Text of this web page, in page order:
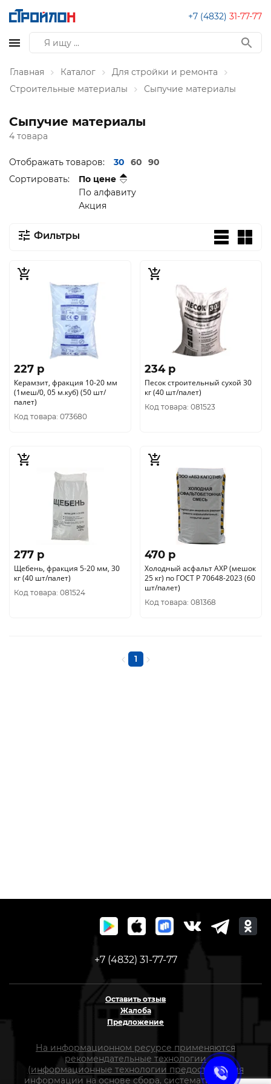
+7 (4832) 31-77-77
Главная Каталог
Для стройки и ремонта
Строительные материалы
Сыпучие материалы
Сыпучие материалы
4 товара
Отображать товаров: 30 60
90
Сортировать:
По цене
По алфавиту
Акция
Фильтры
227 p
Керамзит, фракция 10-20 мм
(1меш/0, 05 м.куб) (50 шт/
палет)
Код товара: 073680
234 p
Песок строительный сухой 30
кг (40 шт/палет)
Код товара: 081523
277 p
Щебень, фракция 5-20 мм, 30
кг (40 шт/палет)
Код товара: 081524
470 p
Холодный асфальт АХР (мешок
25 кг) по ГОСТ Р 70648-2023 (60
шт/палет)
Код товара: 081368
1
+7 (4832) 31-77-77
Оставить отзыв
Жалоба
Предложение
На информационном ресурсе применяются
рекомендательные технологии
(информационные технологии предоставления
информации на основе сбора, систематизации и